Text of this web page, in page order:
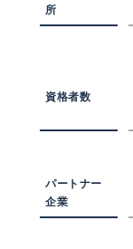
所
資格者数
パートナー
企業